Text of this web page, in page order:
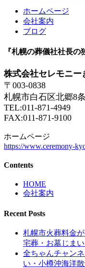
ホームページ
会社案内
ブログ
『札幌の葬儀社社長の
株式会社セレモニー
〒003-0838
札幌市白石区北郷8
TEL:011-871-4949
FAX:011-871-9100
ホームページ
https://www.ceremony-
Contents
HOME
会社案内
Recent Posts
札幌市火葬料金
宅葬・お墓じま
全ちゃんチャン
い・小樽沖海洋